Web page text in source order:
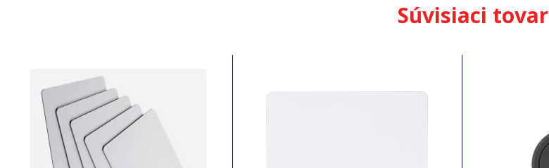
Súvisiaci tovar